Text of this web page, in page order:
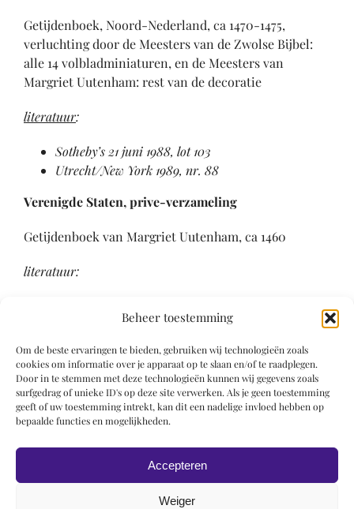
Beheer toestemming
Om de beste ervaringen te bieden, gebruiken wij technologieën zoals
cookies om informatie over je apparaat op te slaan en/of te raadplegen.
Door in te stemmen met deze technologieën kunnen wij gegevens zoals
surfgedrag of unieke ID's op deze site verwerken. Als je geen toestemming
geeft of uw toestemming intrekt, kan dit een nadelige invloed hebben op
bepaalde functies en mogelijkheden.
Accepteren
Weiger
Getijdenboek, Noord-Nederland, ca 1470-1475,
verluchting door de Meesters van de Zwolse Bijbel:
alle 14 volbladminiaturen, en de Meesters van
Margriet Uutenham: rest van de decoratie
literatuur:
Sotheby’s 21 juni 1988, lot 103
Utrecht/New York 1989, nr. 88
Verenigde Staten, prive-verzameling
Getijdenboek van Margriet Uutenham, ca 1460
literatuur:
Utrecht/New York 1989, nr. 89
Literatuur
Sotheby’s 3 december 1968, lot 27
Sotheby’s 21 juni 1988, lot 103
Utrecht/New York 1989, p. 15, 245, 252, 265, 244-
245, nrs. 88, 89